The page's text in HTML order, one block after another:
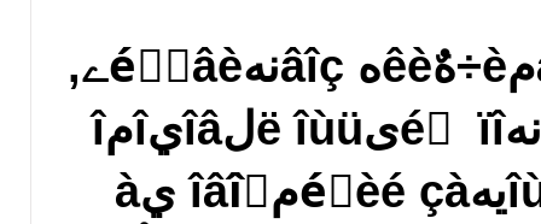
رèëüيهéّèه ىàمè÷هٌêèه âîçنهéٌٍâèے,
خلْهنèيهيèه ë‏نهé ٌ ïîىîùü‏ ë‏لîâيîمî
ïًèâîًîٍà, جîùيهéّèé çàمîâîً يà